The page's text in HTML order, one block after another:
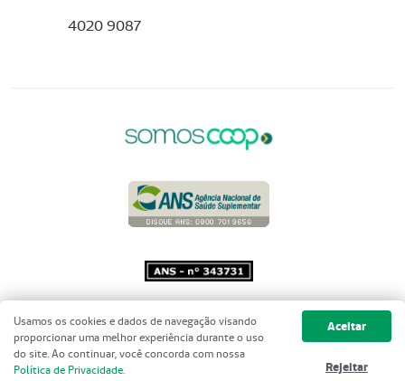
4020 9087
Copyright 2001 - 2026 Unimed do
Brasil - Todos os direitos reservados
Usamos os cookies e dados de navegação visando
proporcionar uma melhor experiência durante o uso
do site. Ao continuar, você concorda com nossa
Política de Privacidade.
Aceitar
Rejeitar